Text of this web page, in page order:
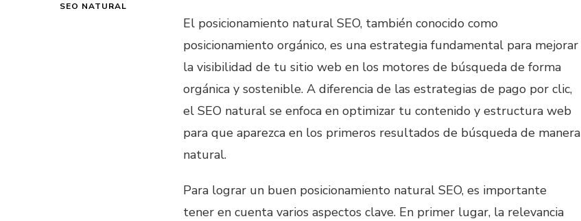
SEO NATURAL
El posicionamiento natural SEO, también conocido como
posicionamiento orgánico, es una estrategia fundamental para mejorar
la visibilidad de tu sitio web en los motores de búsqueda de forma
orgánica y sostenible. A diferencia de las estrategias de pago por clic,
el SEO natural se enfoca en optimizar tu contenido y estructura web
para que aparezca en los primeros resultados de búsqueda de manera
natural.
Para lograr un buen posicionamiento natural SEO, es importante
tener en cuenta varios aspectos clave. En primer lugar, la relevancia